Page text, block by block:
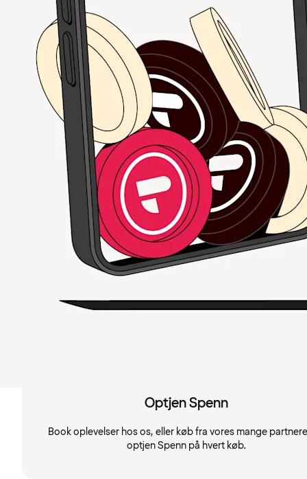
Optjen Spenn
Book oplevelser hos os, eller køb fra vores mange
optjen Spenn på hvert køb.